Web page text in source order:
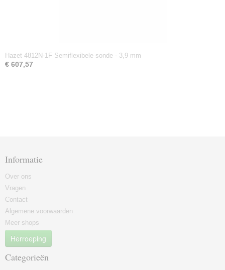
Hazet 4812N-1F Semiflexibele sonde - 3,9 mm
€ 607,57
Informatie
Over ons
Vragen
Contact
Algemene voorwaarden
Meer shops
Herroeping
Categorieën